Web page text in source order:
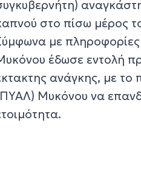
στο πίσω μέρος
με
έδωσε εντολή
ανάγκης, με
Μυκόνου να